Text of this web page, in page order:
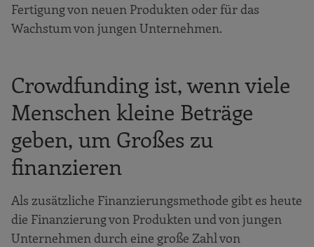
Fertigung von neuen Produkten oder für das
Wachstum von jungen Unternehmen.
Crowdfunding ist, wenn viele
Menschen kleine Beträge
geben, um Großes zu
finanzieren
Als zusätzliche Finanzierungsmethode gibt es heute
die Finanzierung von Produkten und von jungen
Unternehmen durch eine große Zahl von